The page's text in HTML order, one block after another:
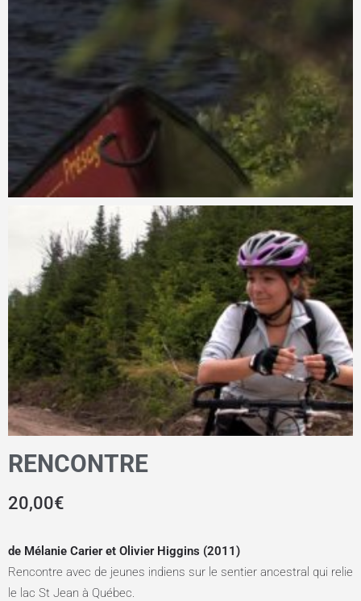
RENCONTRE
20,00€
de Mélanie Carier et Olivier Higgins (2011)
Rencontre avec de jeunes indiens sur le sentier ancestral qui relie
le lac St Jean à Québec.